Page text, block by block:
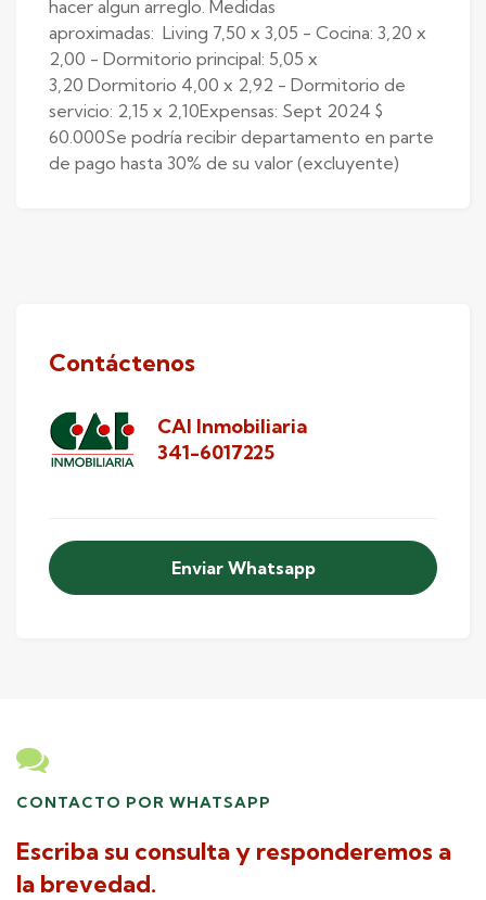
hacer algun arreglo. Medidas
aproximadas: Living 7,50 x 3,05 - Cocina: 3,20 x
2,00 - Dormitorio principal: 5,05 x
3,20 Dormitorio 4,00 x 2,92 - Dormitorio de
servicio: 2,15 x 2,10Expensas: Sept 2024 $
60.000Se podría recibir departamento en parte
de pago hasta 30% de su valor (excluyente)
Contáctenos
CAI Inmobiliaria
341-6017225
Enviar Whatsapp
CONTACTO POR WHATSAPP
Escriba su consulta y responderemos a
la brevedad.